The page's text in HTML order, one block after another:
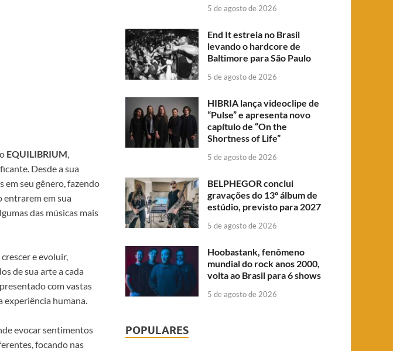
EQUILIBRIUM,
Desde a sua
em seu gênero, fazendo
entrarem em sua
das músicas mais
e evoluir,
de sua arte a cada
com vastas
experiência humana.
evocar sentimentos
focando nas
5 de agosto de 2026
End It estreia no Brasil
levando o hardcore de
Baltimore para São Paulo
5 de agosto de 2026
HIBRIA lança videoclipe de
“Pulse” e apresenta novo
capítulo de “On the
Shortness of Life”
5 de agosto de 2026
BELPHEGOR conclui
gravações do 13º álbum de
estúdio, previsto para 2027
5 de agosto de 2026
Hoobastank, fenômeno
mundial do rock anos 2000,
volta ao Brasil para 6 shows
5 de agosto de 2026
POPULARES